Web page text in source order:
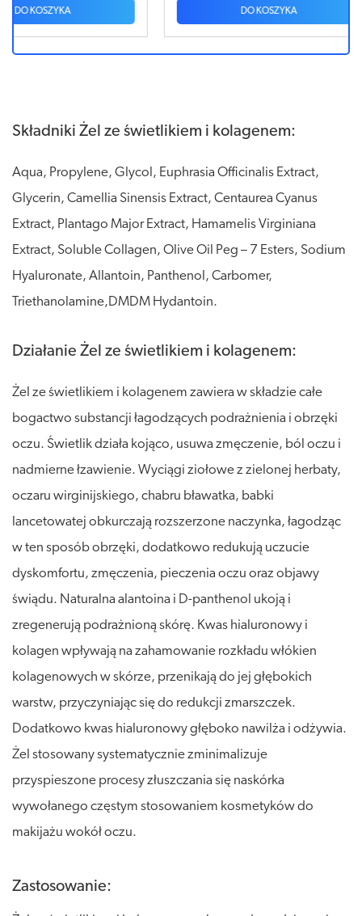
Składniki Żel ze świetlikiem i kolagenem:
Aqua, Propylene, Glycol, Euphrasia Officinalis Extract,
Glycerin, Camellia Sinensis Extract, Centaurea Cyanus
Extract, Plantago Major Extract, Hamamelis Virginiana
Extract, Soluble Collagen, Olive Oil Peg – 7 Esters, Sodium
Hyaluronate, Allantoin, Panthenol, Carbomer,
Triethanolamine,DMDM Hydantoin.
Działanie Żel ze świetlikiem i kolagenem:
Żel ze świetlikiem i kolagenem zawiera w składzie całe
bogactwo substancji łagodzących podrażnienia i obrzęki
oczu. Świetlik działa kojąco, usuwa zmęczenie, ból oczu i
nadmierne łzawienie. Wyciągi ziołowe z zielonej herbaty,
oczaru wirginijskiego, chabru bławatka, babki
lancetowatej obkurczają rozszerzone naczynka, łagodząc
w ten sposób obrzęki, dodatkowo redukują uczucie
dyskomfortu, zmęczenia, pieczenia oczu oraz objawy
świądu. Naturalna alantoina i D-panthenol ukoją i
zregenerują podrażnioną skórę. Kwas hialuronowy i
kolagen wpływają na zahamowanie rozkładu włókien
kolagenowych w skórze, przenikają do jej głębokich
warstw, przyczyniając się do redukcji zmarszczek.
Dodatkowo kwas hialuronowy głęboko nawilża i odżywia.
Żel stosowany systematycznie zminimalizuje
przyspieszone procesy złuszczania się naskórka
wywołanego częstym stosowaniem kosmetyków do
makijażu wokół oczu.
Zastosowanie: